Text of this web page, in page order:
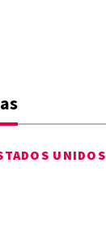
UNIDOS